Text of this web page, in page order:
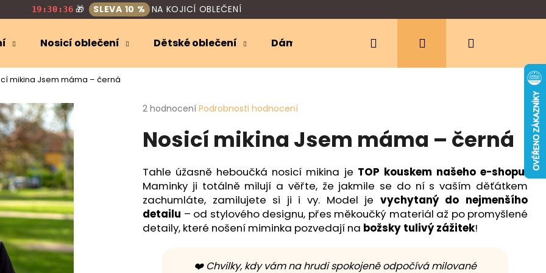
19:30:35 🎁 SLEVA 10 % NA KOJICÍ OBLEČENÍ
Nosicí oblečení Dětské oblečení Dámské oblečení Ergonomická nosítka
Hledat PřihlášeníNákupní
mikina Jsem máma – černá
Průměrné
produktu
je
z
5
hvězdiček.
2 hodnocení Podrobnosti hodnocení
Nosicí mikina Jsem máma – černá
Tahle úžasně heboučká nosicí mikina je TOP kouskem našeho e-shopu
Maminky ji totálně milují a věřte, že jakmile se do ní s vaším děťátkem
zachumláte, zamilujete si ji i vy. Model je vychytaný do nejmenšího
detailu – od stylového designu, přes měkoučký materiál až po promyšlené
detaily, které nošení miminka pozvedají na božsky tulivý zážitek!
❤️ Chvilky, kdy vám na hrudi spokojeně odpočívá milované
Co potřebujete najít?
HLEDAT
Doporučujeme